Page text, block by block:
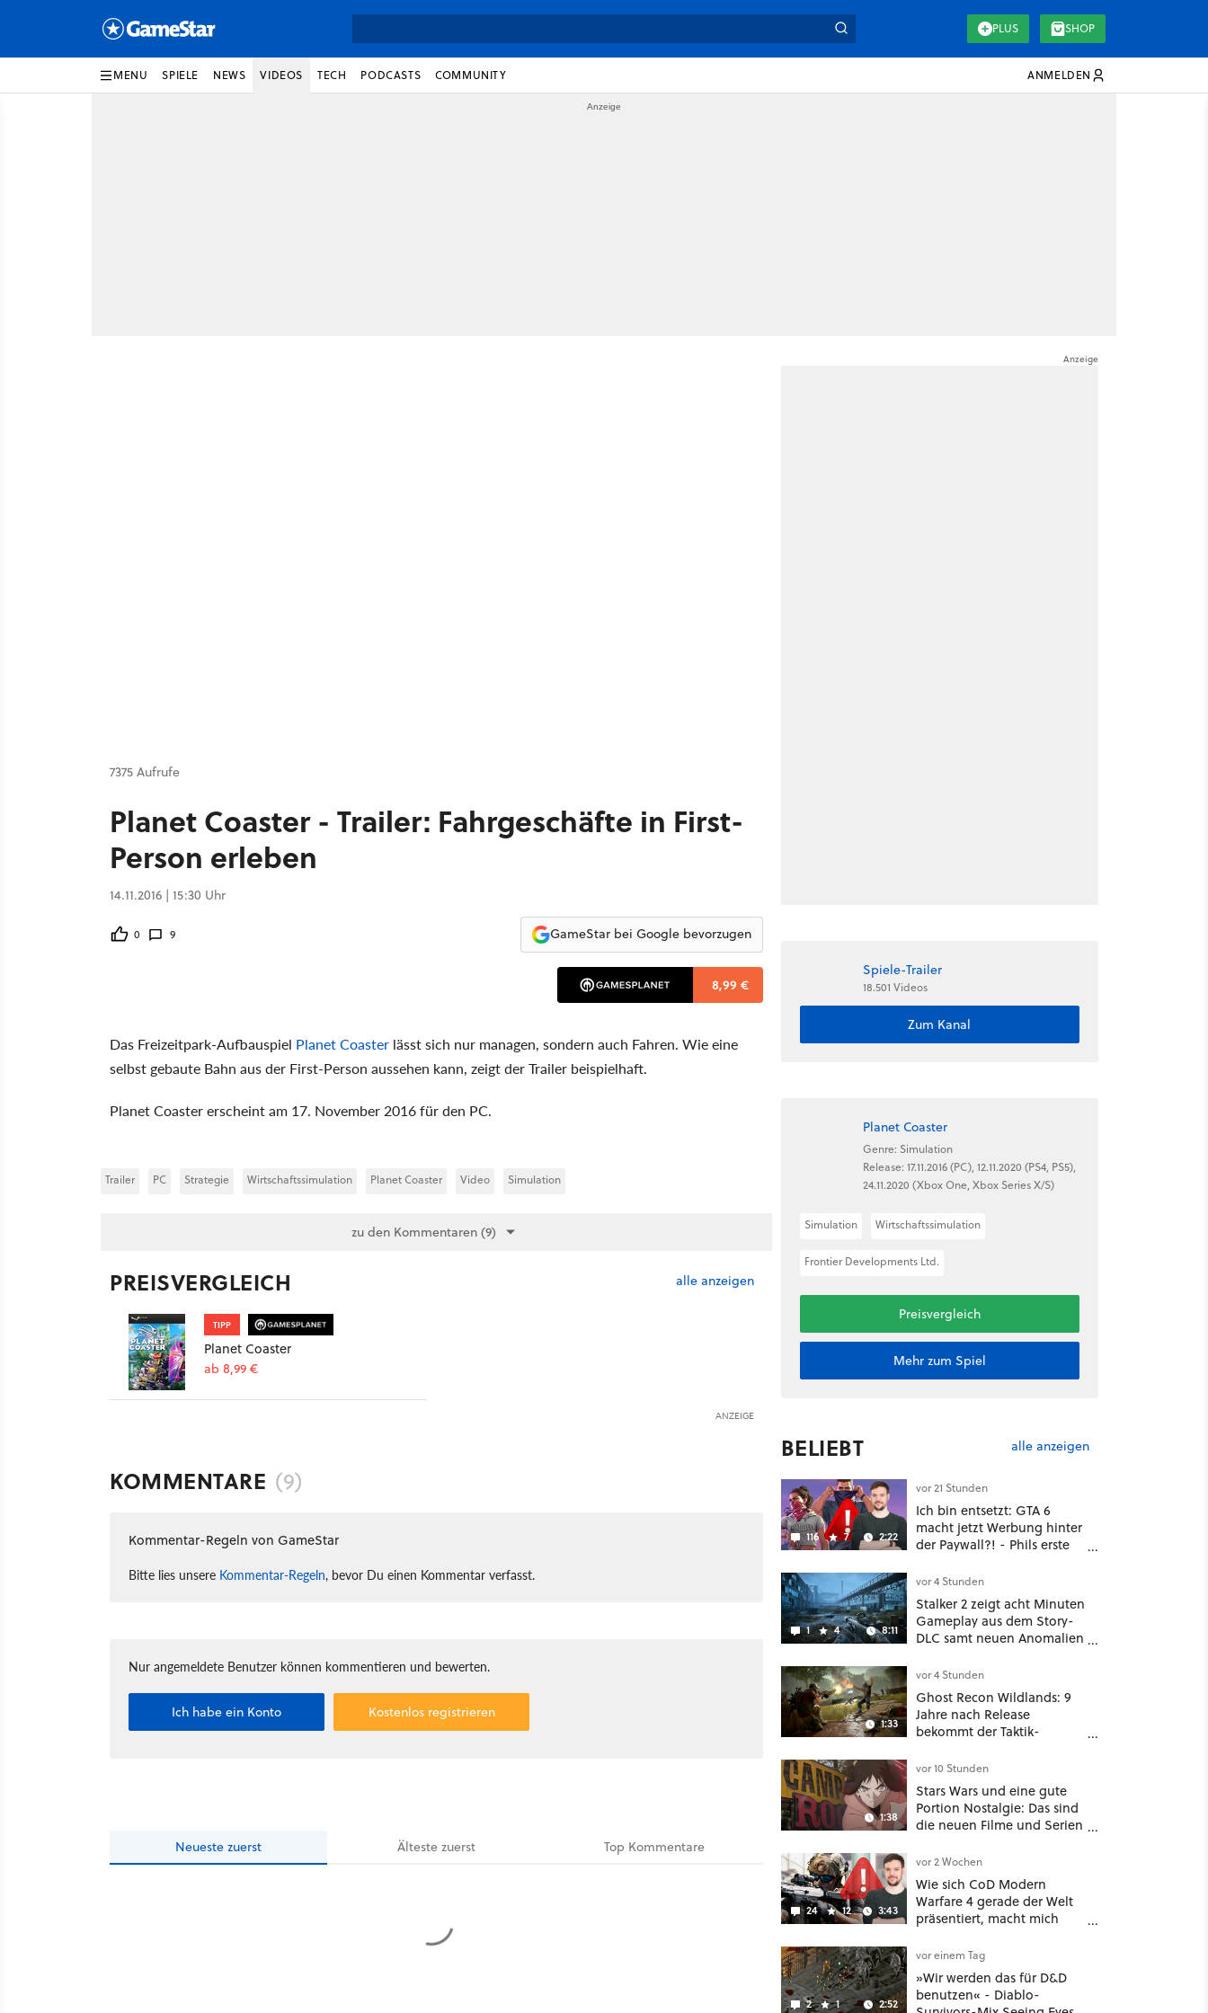
PLUS SHOP
MENU SPIELE NEWS VIDEOS TECH PODCASTS COMMUNITY ANMELDEN
7375 Aufrufe
Planet Coaster - Trailer: Fahrgeschäfte in First-
Person erleben
14.11.2016 | 15:30 Uhr
0 9 GameStar bei Google bevorzugen
8,99 €
Das Freizeitpark-Aufbauspiel Planet Coaster lässt sich nur managen, sondern auch Fahren. Wie eine
selbst gebaute Bahn aus der First-Person aussehen kann, zeigt der Trailer beispielhaft.
Planet Coaster erscheint am 17. November 2016 für den PC.
Trailer PC Strategie Wirtschaftssimulation Planet Coaster Video Simulation
zu den Kommentaren (9)
PREISVERGLEICH alle anzeigen
TIPP
Planet Coaster
ab 8,99 €
ANZEIGE
KOMMENTARE (9)
Kommentar-Regeln von GameStar
Bitte lies unsere Kommentar-Regeln, bevor Du einen Kommentar verfasst.
Nur angemeldete Benutzer können kommentieren und bewerten.
Ich habe ein Konto Kostenlos registrieren
Neueste zuerst Ältestezuerst Top Kommentare
Spiele-Trailer
18.501 Videos
Zum Kanal
Planet Coaster
Genre: Simulation
Release: 17.11.2016 (PC), 12.11.2020 (PS4, PS5),
24.11.2020 (Xbox One, Xbox Series X/S)
Simulation Wirtschaftssimulation
Frontier Developments Ltd.
Preisvergleich
Mehr zum Spiel
BELIEBT alle anzeigen
116 7 2:22
vor 21 Stunden
Ich bin entsetzt: GTA 6
macht jetzt Werbung hinter
der Paywall?! - Phils erste
Deal
1 4 8:11
vor 4 Stunden
Stalker 2 zeigt acht Minuten
Gameplay aus dem Story-
DLC samt neuen Anomalien
1:33
vor 4 Stunden
Ghost Recon Wildlands: 9
Jahre nach Release
bekommt der Taktik-
nochmal ein dickes Update
1:38
vor 10 Stunden
Stars Wars und eine gute
Portion Nostalgie: Das sind
die neuen Filme und Serien
24 12 3:43
vor 2 Wochen
Wie sich CoD Modern
Warfare 4 gerade der Welt
präsentiert, macht mich
2 1 2:52
vor einem Tag
»Wir werden das für D&D
benutzen« - Diablo-